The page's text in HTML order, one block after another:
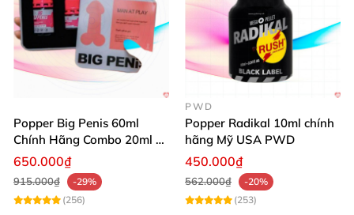
Popper Big Penis 60ml
Chính Hãng Combo 20ml +
40ml Tăng Khoái Cảm Cho
Top & Bot
650.000₫
915.000₫
-29%
(256)
PWD
Popper Radikal 10ml chính
hãng Mỹ USA PWD
450.000₫
562.000₫
-20%
(253)